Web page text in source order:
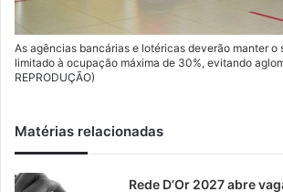
As agências bancárias e lotéricas deverão manter o
limitado à ocupação máxima de 30%, evitando
REPRODUÇÃO)
Matérias relacionadas
Rede D’Or 2027 abre